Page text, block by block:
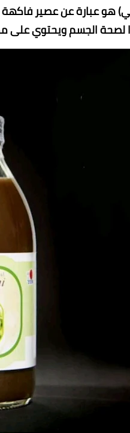
هو عبارة عن عصير فاكهة
لصحة الجسم ويحتوي على